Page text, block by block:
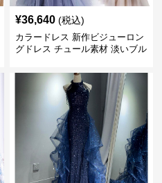
¥36,640 (税込)
カラードレス 新作ビジューロン
グドレス チュール素材 淡いブル